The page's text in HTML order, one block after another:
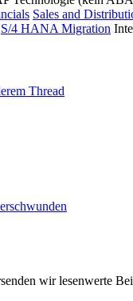
Sales and
S/4 HANA Migration
Thread
wir lesenwerte